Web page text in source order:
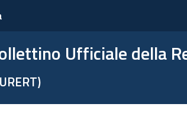
Ufficiale della